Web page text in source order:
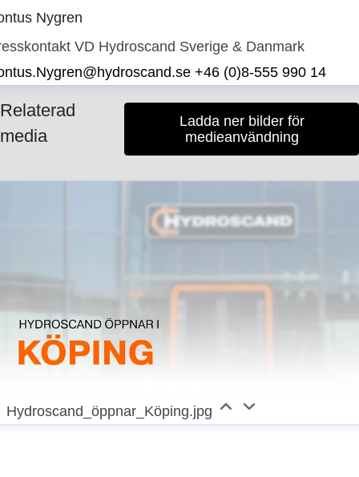
Nygren
VD Hydroscand Sverige & Danmark
+46 (0)8-555 990 14
Relaterad
media
Ladda ner bilder för
medieanvändning
Hydroscand_öppnar_Köping.jpg